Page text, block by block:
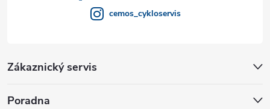
cemos_cykloservis
Zákaznický servis
Poradna